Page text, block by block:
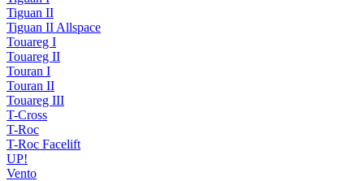
Tiguan II
Tiguan II Allspace
Touareg I
Touareg II
Touran I
Touran II
Touareg III
T-Cross
T-Roc
T-Roc Facelift
UP!
Vento